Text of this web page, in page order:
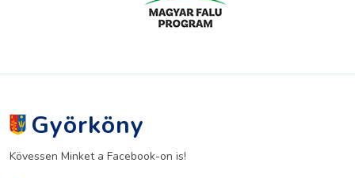
Györköny
Kövessen Minket a Facebook-on is!